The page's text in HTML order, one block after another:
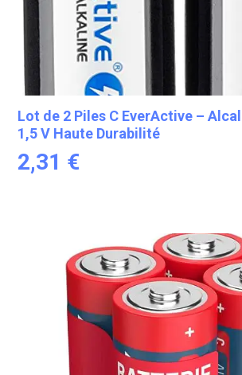
Lot de 2 Piles C EverActive –
1,5 V Haute Durabilité
2,31 €